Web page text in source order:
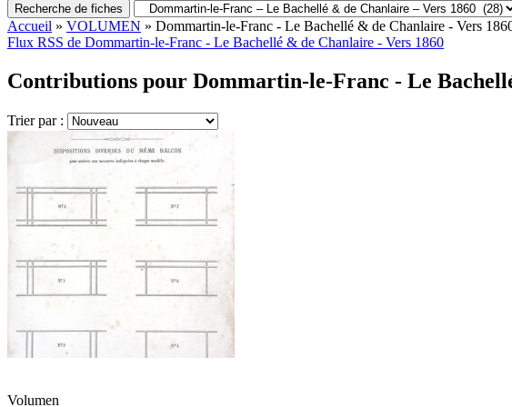
Recherche de fiches
Accueil » VOLUMEN » Dommartin-le-Franc - Le Bachellé & de Chanlaire - Vers
Flux RSS de Dommartin-le-Franc - Le Bachellé & de Chanlaire - Vers 1860
Contributions pour Dommartin-le-Franc - Le
Trier par :
Volumen